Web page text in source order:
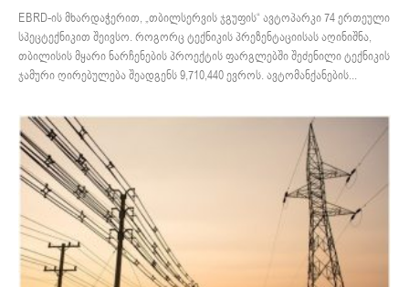
EBRD-ის მხარდაჭერით, „თბილსერვის ჯგუფის“ ავტოპარკი 74 ერთეული
სპეცტექნიკით შეივსო. როგორც ტექნიკის პრეზენტაციისას აღინიშნა,
თბილისის მყარი ნარჩენების პროექტის ფარგლებში შეძენილი ტექნიკის
ჯამური ღირებულება შეადგენს 9,710,440 ევროს. ავტომანქანების...